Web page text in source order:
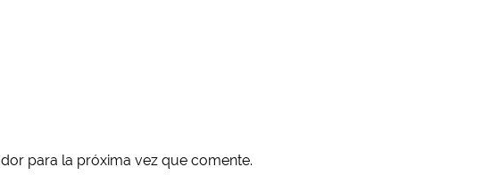
para la próxima vez que comente.